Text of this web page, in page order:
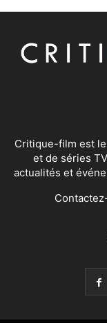
Critique-film est
et de séries
actualités et